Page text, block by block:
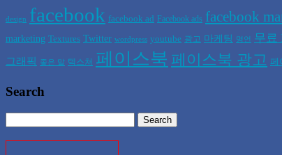
design facebook facebook ad Facebook ads facebook
marketing Textures Twitter wordpress youtube 광고 마케팅 명언 무료
그래픽 좋은 말 텍스쳐 페이스북 페이스북 광고 페
Search